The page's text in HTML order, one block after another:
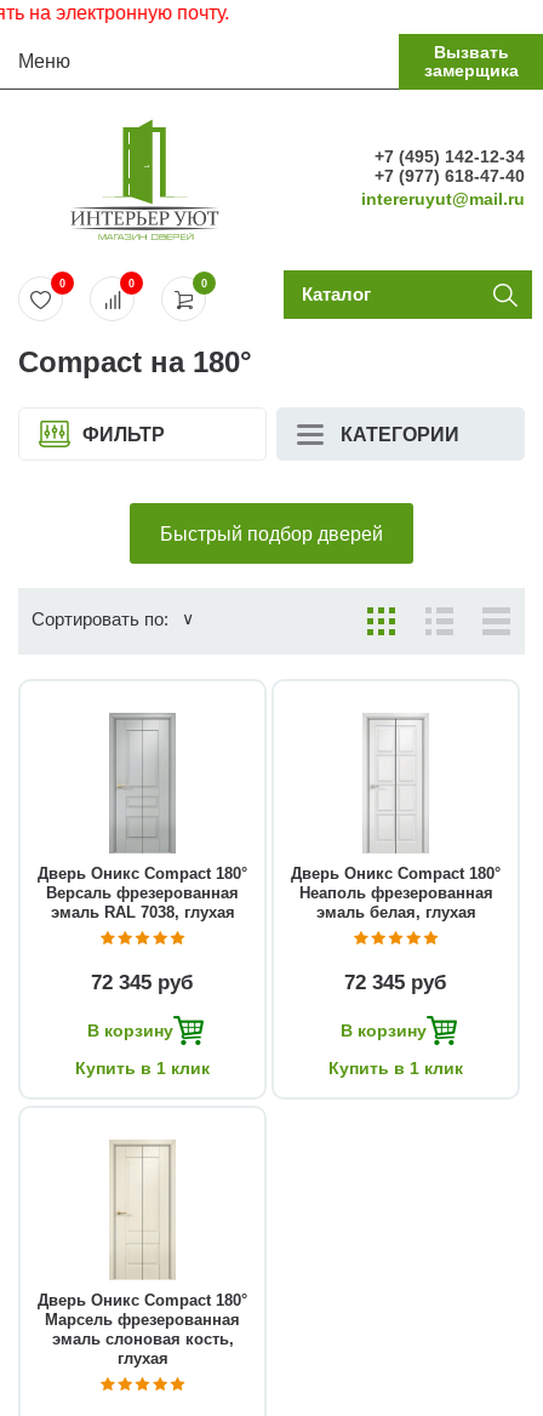
электронную почту.
Меню
Вызвать
замерщика
+7 (495) 142-12-34
+7 (977) 618-47-40
intereruyut@mail.ru
0
0 0 Каталог
Compact на 180°
ФИЛЬТР КАТЕГОРИИ
Быстрый подбор дверей
Сортировать по:
Дверь Оникс Compact 180°
Версаль фрезерованная
эмаль RAL 7038, глухая
72 345 руб
В корзину
Купить в 1 клик
Дверь Оникс Compact 180°
Неаполь фрезерованная
эмаль белая, глухая
72 345 руб
В корзину
Купить в 1 клик
Дверь Оникс Compact 180°
Марсель фрезерованная
эмаль слоновая кость,
глухая